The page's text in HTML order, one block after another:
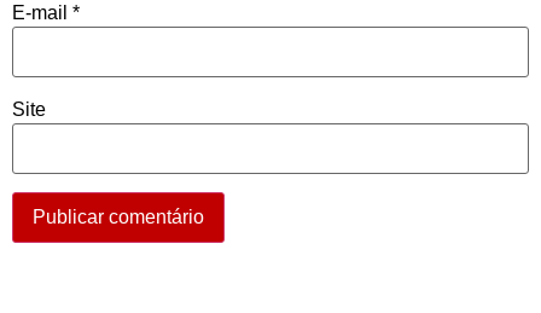
E-mail *
Site